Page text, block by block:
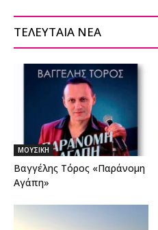
ΤΕΛΕΥΤΑΙΑ ΝΕΑ
ΜΟΥΣΙΚΗ
Βαγγέλης Τόρος «Παράνομη
Αγάπη»